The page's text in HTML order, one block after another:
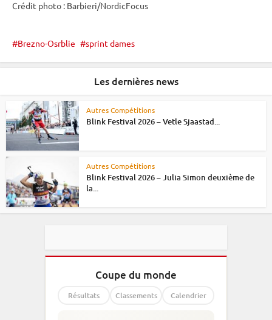
Crédit photo : Barbieri/NordicFocus
Brezno-Osrblie sprint dames
Les dernières news
Autres Compétitions
Blink Festival 2026 – Vetle Sjaastad...
Autres Compétitions
Blink Festival 2026 – Julia Simon deuxième de
la...
Coupe du monde
Résultats Classements Calendrier